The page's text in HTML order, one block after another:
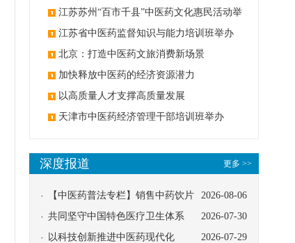
江苏苏州“百市千县”中医药文化惠民活动举
办 江苏省中医药监督知识与能力培训班举办
北京：打造中医药文旅消费新场景
加快释放中医药的经济资源潜力
以高质量人才支撑高质量发展
天津市中医药经济管理干部培训班举办
更多 >>
深度报道
2026-08-06
【中医药普法专栏】销售中药饮片
应告知煎服方法及注意事项
2026-07-30
共同坚守中国特色医疗卫生体系
2026-07-29
以科技创新推进中医药现代化